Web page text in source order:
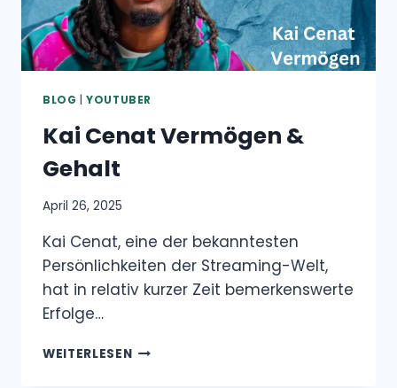
BLOG |YOUTUBER
Kai Cenat Vermögen &
Gehalt
April 26, 2025
Kai Cenat, eine der bekanntesten
Persönlichkeiten der Streaming-Welt,
hat in relativ kurzer Zeit bemerkenswerte
Erfolge…
WEITERLESENKAI